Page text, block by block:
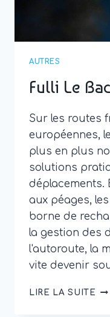
AUTRES
Fulli Le
Sur les routes
européennes,
plus en plus
solutions
déplacements.
aux péages,
borne de
la gestion des
l'autoroute, la
vite devenir
LIRE LA SUITE